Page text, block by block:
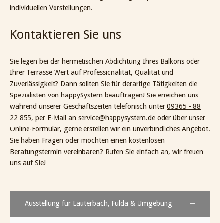
individuellen Vorstellungen.
Kontaktieren Sie uns
Sie legen bei der hermetischen Abdichtung Ihres Balkons oder
Ihrer Terrasse Wert auf Professionalität, Qualität und
Zuverlässigkeit? Dann sollten Sie für derartige Tätigkeiten die
Spezialisten von happySystem beauftragen! Sie erreichen uns
während unserer Geschäftszeiten telefonisch unter 09365 - 88
22 855, per E-Mail an service@happysystem.de oder über unser
Online-Formular, gerne erstellen wir ein unverbindliches Angebot.
Sie haben Fragen oder möchten einen kostenlosen
Beratungstermin vereinbaren? Rufen Sie einfach an, wir freuen
uns auf Sie!
Ausstellung für Lauterbach, Fulda & Umgebung